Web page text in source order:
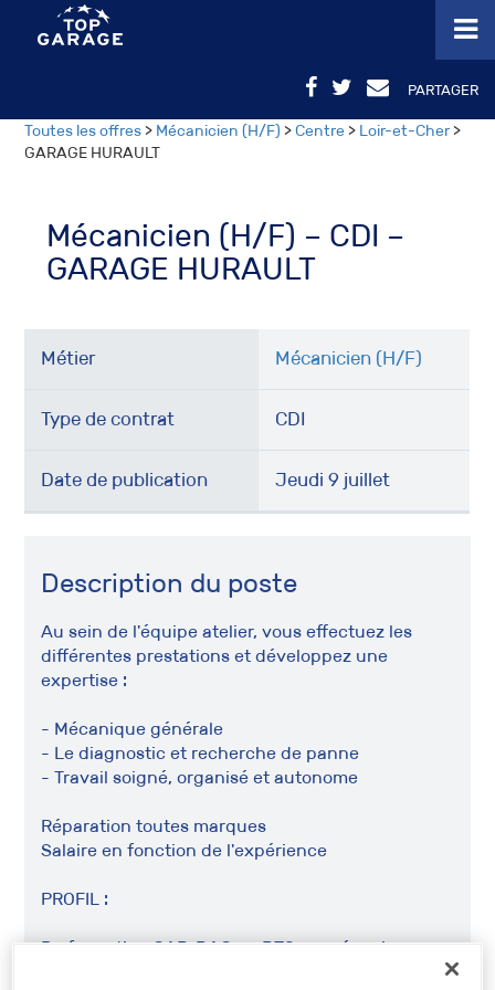
PARTAGER
Toutes les offres > Mécanicien (H/F) >Centre > Loir-et-Cher >
GARAGE HURAULT
Mécanicien (H/F) – CDI –
GARAGE HURAULT
Métier Mécanicien (H/F)
Type de contrat CDI
Date de publication Jeudi 9 juillet
Description du poste
Au sein de l'équipe atelier, vous effectuez les
différentes prestations et développez une
expertise :
- Mécanique générale
- Le diagnostic et recherche de panne
- Travail soigné, organisé et autonome
Réparation toutes marques
Salaire en fonction de l'expérience
PROFIL :
De formation CAP, BAC ou BTS en mécanique